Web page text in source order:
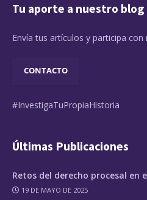
Tu aporte a nuestro blog
Envía tus artículos y participa con
CONTACTO
#InvestigaTuPropiaHistoria
Últimas Publicaciones
Retos del derecho procesal en
19 DE MAYO DE 2025